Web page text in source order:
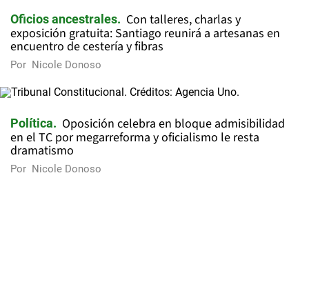
Oficios ancestrales
Con talleres, charlas y
exposición gratuita: Santiago reunirá a artesanas en
encuentro de cestería y fibras
Por Nicole Donoso
Política
Oposición celebra en bloque admisibilidad
en el TC por megarreforma y oficialismo le resta
dramatismo
Por Nicole Donoso